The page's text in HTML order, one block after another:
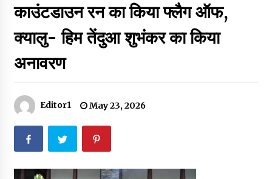
Thought Of The Day 6 September
September 6, 2023
Thought Of The Day 17 May
May 17, 2022
काउंटडाउन रन का किया फ्लैग ऑफ,
क्यालु- हिम तेंदुआ शुभंकर का किया
अनावरण
Editor1 May 23, 2026